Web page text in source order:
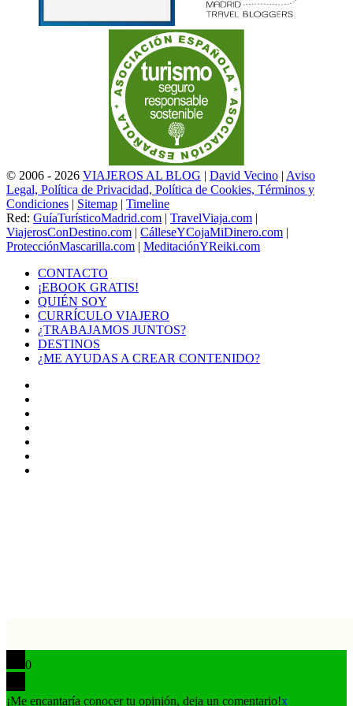
© 2006 - 2026 VIAJEROS AL BLOG | David Vecino | Aviso
Legal, Política de Privacidad, Política de Cookies, Términos y
Condiciones | Sitemap | Timeline
Red: GuíaTurísticoMadrid.com | TravelViaja.com |
ViajerosConDestino.com | CálleseYCojaMiDinero.com |
ProtecciónMascarilla.com | MeditaciónYReiki.com
CONTACTO
¡EBOOK GRATIS!
QUIÉN SOY
CURRÍCULO VIAJERO
¿TRABAJAMOS JUNTOS?
DESTINOS
¿ME AYUDAS A CREAR CONTENIDO?
0
¡Me encantaría conocer tu opinión, deja un comentario!x